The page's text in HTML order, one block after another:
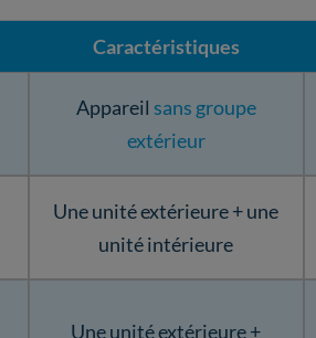
Caractéristiques
Appareil sans groupe
extérieur
Une unité extérieure + une
unité intérieure
Une unité extérieure +